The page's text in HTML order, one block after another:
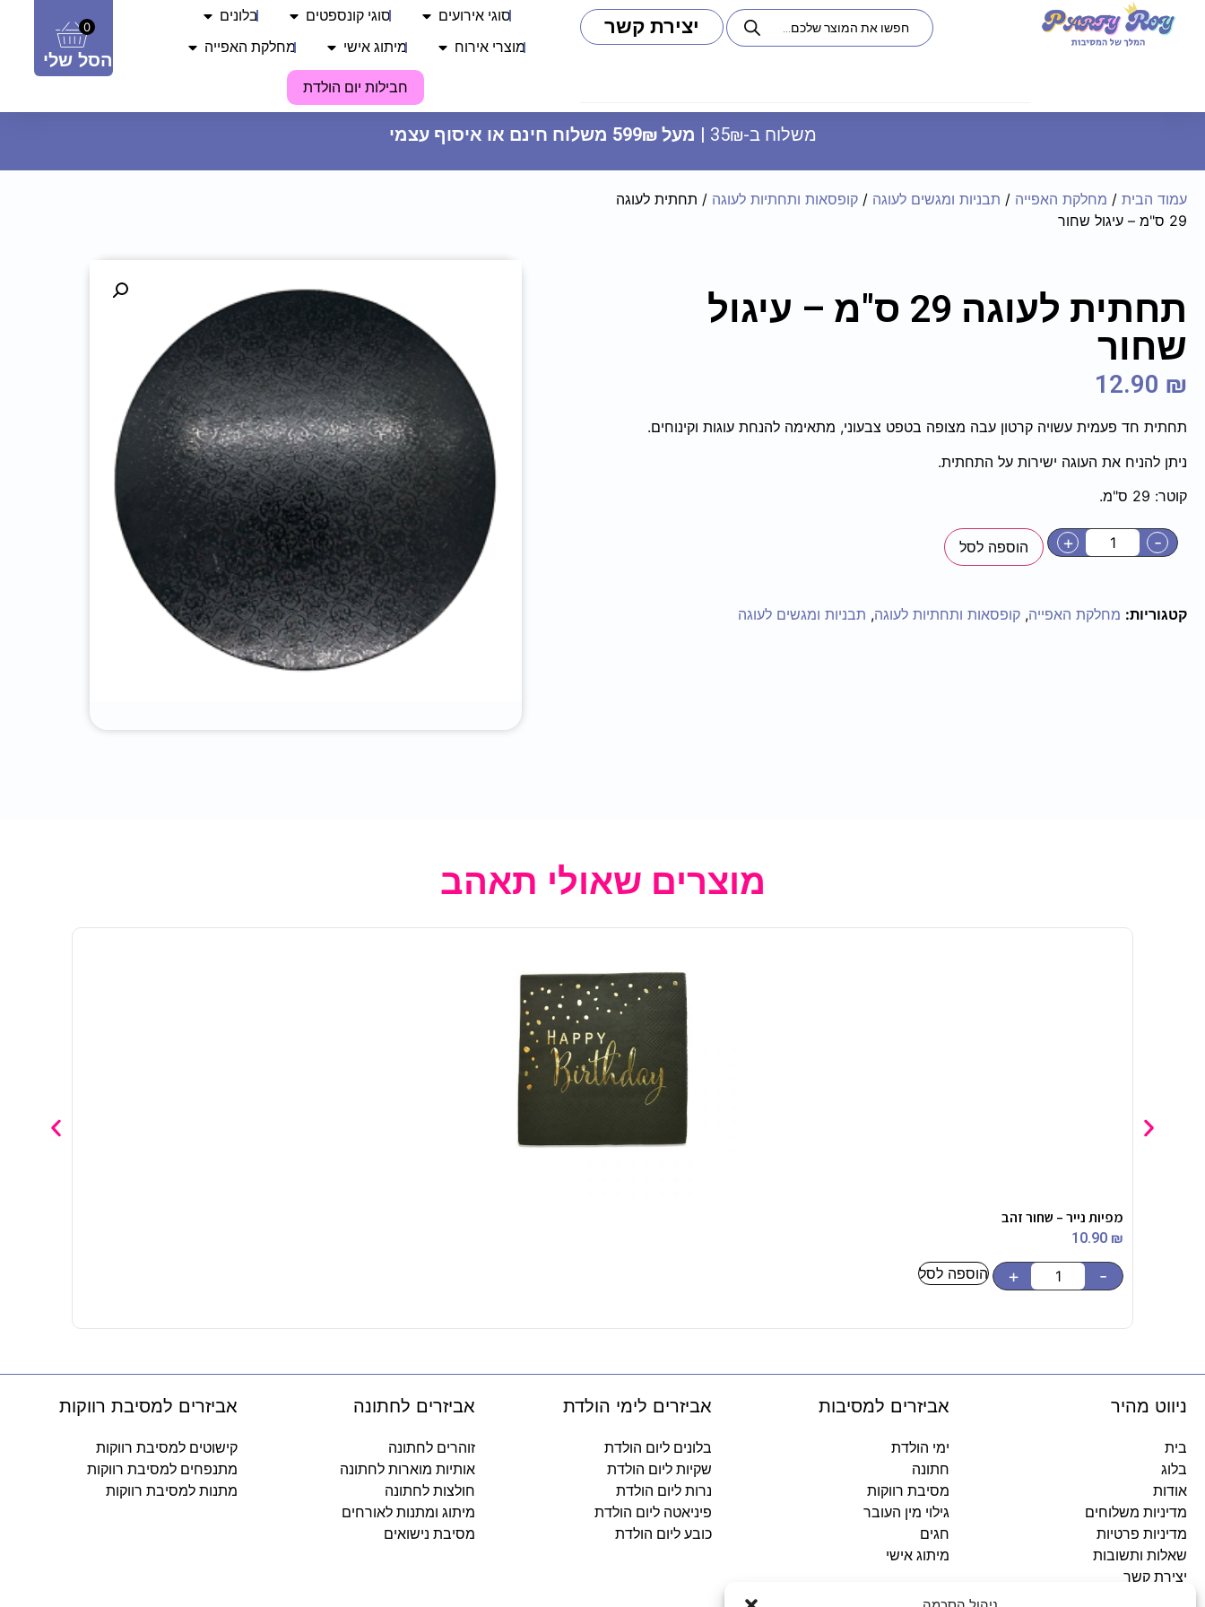
חולצה מודפסת - האישה כבר
22.90
₪
ADD
0
הסל שלי
יצירת קשר סוגי אירועים סוגי קונספטים בלונים
מוצרי אירוח מיתוג אישי מחלקת האפייה
חבילות יום הולדת
משלוח ב-35₪ | מעל 599₪ משלוח חינם או איסוף עצמי
עמוד הבית / מחלקת האפייה / תבניות ומגשים לעוגה / קופסאות ותחתיות לעוגה / תחתית לעוגה
29 ס"מ – עיגול שחור
תחתית לעוגה 29 ס"מ – עיגול
שחור
12.90 ₪
תחתית חד פעמית עשויה קרטון עבה מצופה בטפט צבעוני, מתאימה להנחת עוגות וקינוחים.
ניתן להניח את העוגה ישירות על התחתית.
קוטר: 29 ס"מ.
-
+ הוספה לסל
קטגוריות: מחלקת האפייה, קופסאות ותחתיות לעוגה, תבניות ומגשים לעוגה
מוצרים שאולי תאהב
מפיות נייר – שחור זהב
10.90 ₪
-
+ הוספה לסל
ניווט מהיר
בית
בלוג
אודות
מדיניות משלוחים
מדיניות פרטיות
שאלות ותשובות
יצירת קשר
אביזרים למסיבות
ימי הולדת
חתונה
מסיבת רווקות
גילוי מין העובר
חגים
מיתוג אישי
אביזרים לימי הולדת
בלונים ליום הולדת
שקיות ליום הולדת
נרות ליום הולדת
פיניאטה ליום הולדת
כובע ליום הולדת
אביזרים לחתונה
זוהרים לחתונה
אותיות מוארות לחתונה
חולצות לחתונה
מיתוג ומתנות לאורחים
מסיבת נישואים
אביזרים למסיבת רווקות
קישוטים למסיבת רווקות
מתנפחים למסיבת רווקות
מתנות למסיבת רווקות